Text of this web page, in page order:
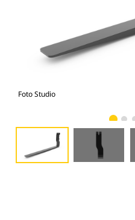
Foto Studio